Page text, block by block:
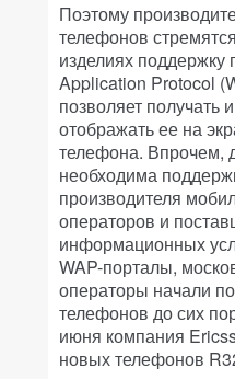
Поэтому
телефонов
изделиях поддержку
Application Protocol
позволяет
отображать ее на
телефона. Впрочем,
необходима
производителя
операторов и
информационных
WAP-порталы,
операторы начали
телефонов до сих
июня компания
новых телефонов